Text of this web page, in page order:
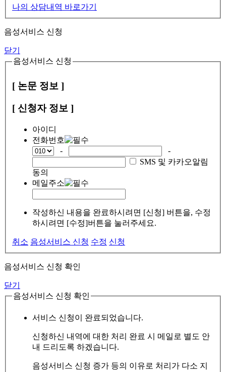
나의 상담내역 바로가기
음성서비스 신청
닫기
음성서비스 신청
[ 논문 정보 ]
[ 신청자 정보 ]
아이디
전화번호
-
-
SMS 및 카카오알림
동의
메일주소
작성하신 내용을 완료하시려면 [신청] 버튼을, 수정
하시려면 [수정]버튼을 눌러주세요.
취소 음성서비스 신청 수정 신청
음성서비스 신청 확인
닫기
음성서비스 신청 확인
서비스 신청이 완료되었습니다.
신청하신 내역에 대한 처리 완료 시 메일로 별도 안
내 드리도록 하겠습니다.
음성서비스 신청 증가 등의 이유로 처리가 다소 지